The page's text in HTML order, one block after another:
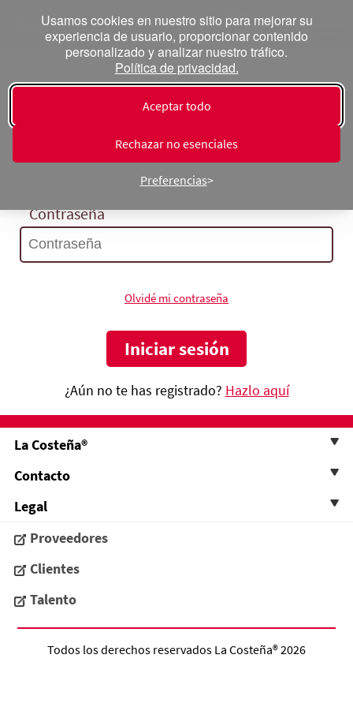
Usamos cookies en nuestro sitio para mejorar su
experiencia de usuario, proporcionar contenido
personalizado y analizar nuestro tráfico.
Política de privacidad.
Aceptar todo
Rechazar no esenciales
Preferencias
Inicia sesión
Contraseña
Olvidé mi contraseña
¿Aún no te has registrado? Hazlo aquí
La Costeña®
Contacto
Legal
Proveedores
Clientes
Talento
Todos los derechos reservados La Costeña®2026